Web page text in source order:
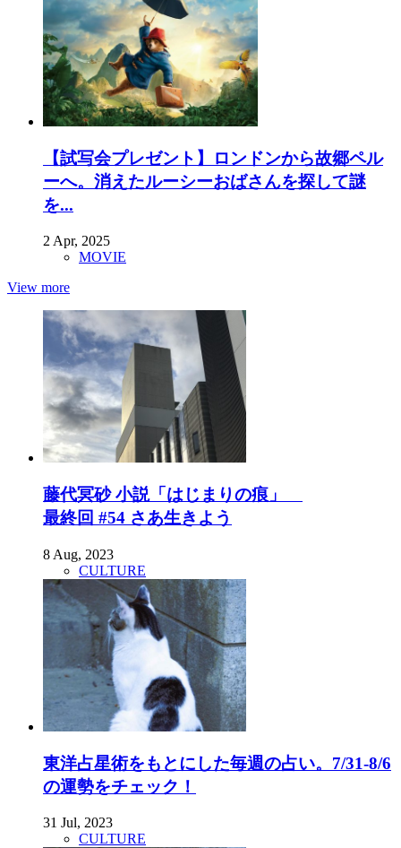
【試写会プレゼント】ロンドンから故郷ペル
ーへ。消えたルーシーおばさんを探して謎
を...
2 Apr, 2025
MOVIE
View more
藤代冥砂 小説「はじまりの痕」
最終回 #54 さあ生きよう
8 Aug, 2023
CULTURE
東洋占星術をもとにした毎週の占い。7/31-8/6
の運勢をチェック！
31 Jul, 2023
CULTURE